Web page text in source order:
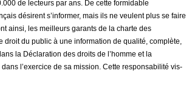
sans-
de lecteurs par ans. De cette formidable
désirent s’informer, mais ils ne veulent plus se faire
ainsi, les meilleurs garants de la charte des
du public à une information de qualité, complète,
la Déclaration des droits de l’homme et la
l’exercice de sa mission. Cette responsabilité vis-